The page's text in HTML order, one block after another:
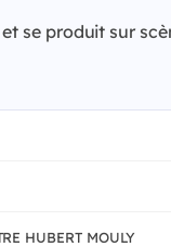
se produit sur
HUBERT MOULY